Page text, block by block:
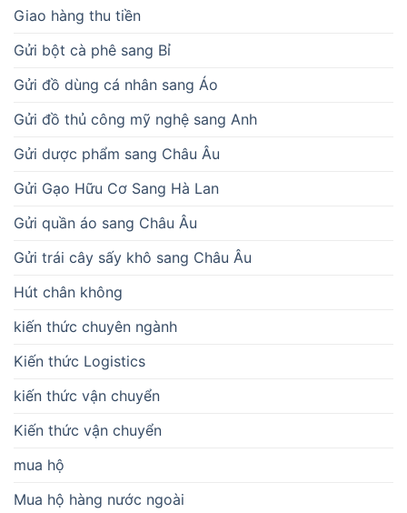
Giao hàng thu tiền
Gửi bột cà phê sang Bỉ
Gửi đồ dùng cá nhân sang Áo
Gửi đồ thủ công mỹ nghệ sang Anh
Gửi dược phẩm sang Châu Âu
Gửi Gạo Hữu Cơ Sang Hà Lan
Gửi quần áo sang Châu Âu
Gửi trái cây sấy khô sang Châu Âu
Hút chân không
kiến thức chuyên ngành
Kiến thức Logistics
kiến thức vận chuyển
Kiến thức vận chuyển
mua hộ
Mua hộ hàng nước ngoài